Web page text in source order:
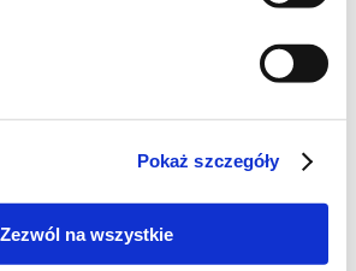
Pokaż szczegóły
Zezwól na wszystkie